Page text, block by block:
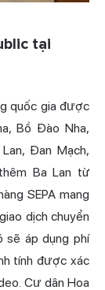
tại
quốc gia được
Bồ Đào Nha,
Đan Mạch,
Ba Lan từ
SEPA mang
dịch chuyển
sẽ áp dụng phí
tính được xác
Cư dân Hoa